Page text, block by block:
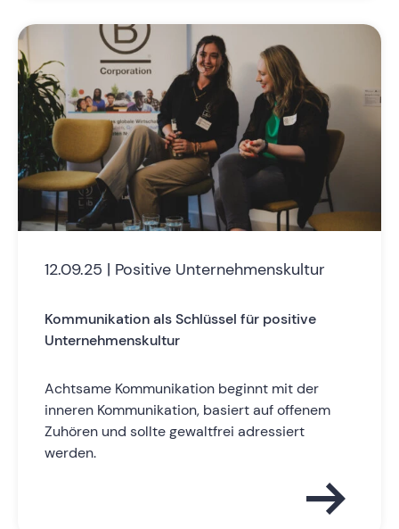
12.09.25 | Positive Unternehmenskultur
Kommunikation als Schlüssel für positive
Unternehmenskultur
Achtsame Kommunikation beginnt mit der
inneren Kommunikation, basiert auf offenem
Zuhören und sollte gewaltfrei adressiert
werden.